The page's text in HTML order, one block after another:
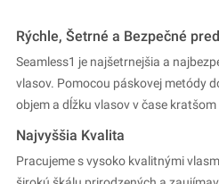
Rýchle, Šetrné a Bezpečné
Seamless1 je najšetrnejšia a
vlasov. Pomocou páskovej metódy
objem a dĺžku vlasov v čase
Najvyššia Kvalita
Pracujeme s vysoko kvalitnými